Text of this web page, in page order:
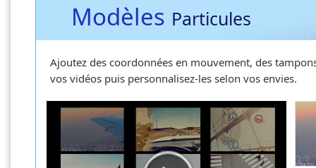
Modèles Particules
Ajoutez des coordonnées en mouvement, des
vos vidéos puis personnalisez-les selon vos envies.